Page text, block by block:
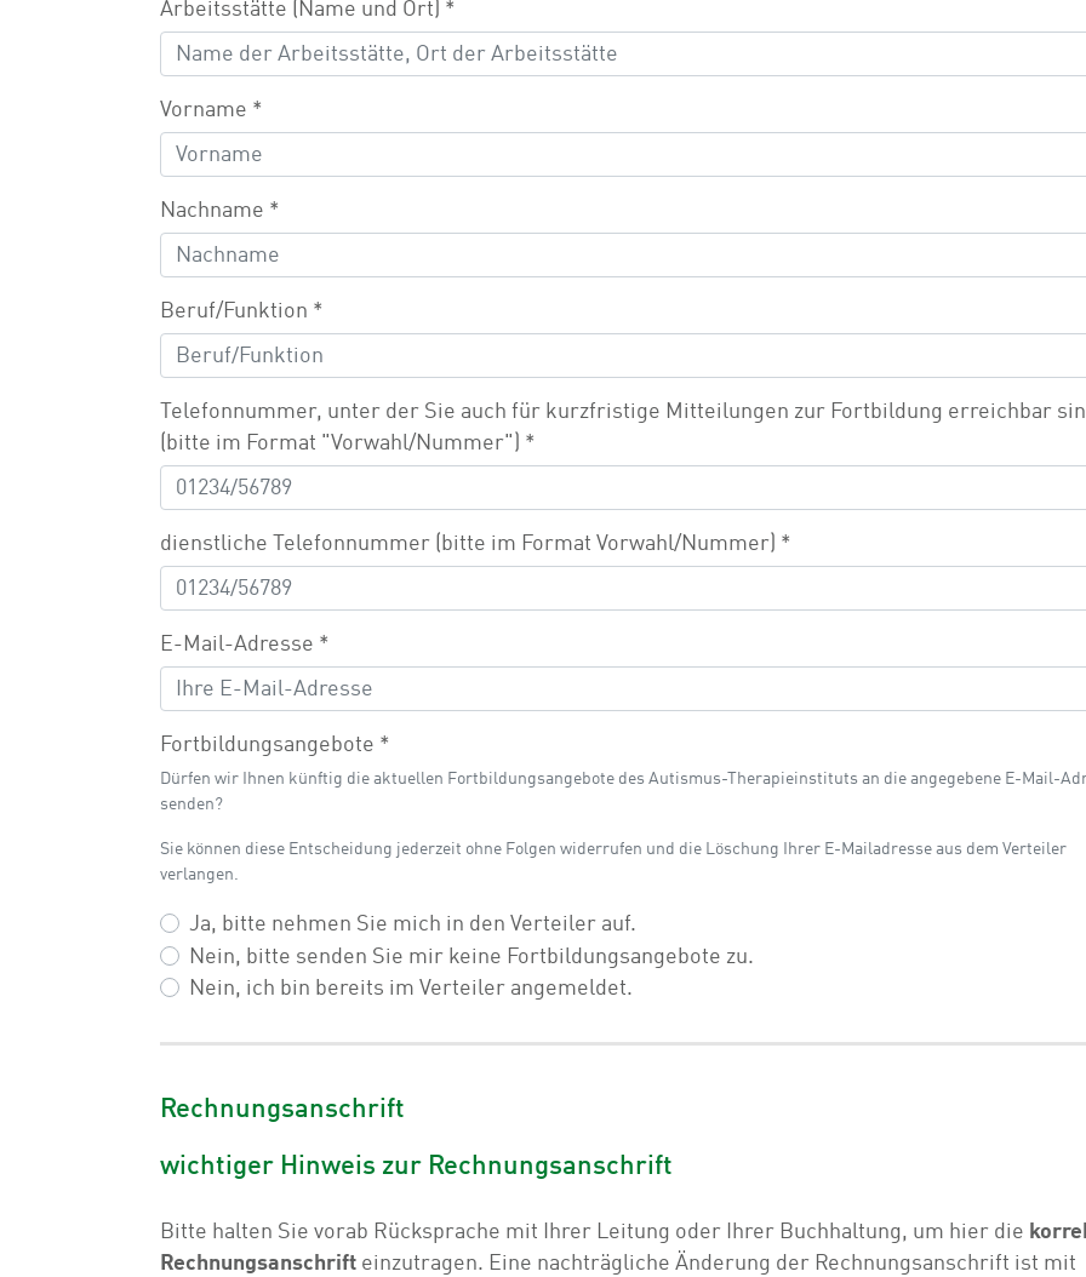
Arbeitsstätte (Name und Ort) *
Vorname *
Nachname *
Beruf/Funktion *
Telefonnummer, unter der Sie auch für kurzfristige Mitteilungen zur Fortbildung erreichbar
(bitte im Format "Vorwahl/Nummer") *
dienstliche Telefonnummer (bitte im Format Vorwahl/Nummer) *
E-Mail-Adresse *
Fortbildungsangebote *
Ja, bitte nehmen Sie mich in den Verteiler auf.
Nein, bitte senden Sie mir keine Fortbildungsangebote zu.
Nein, ich bin bereits im Verteiler angemeldet.
Dürfen wir Ihnen künftig die aktuellen Fortbildungsangebote des Autismus-Therapieinstituts an die angegebene E-Mail-
senden?
Sie können diese Entscheidung jederzeit ohne Folgen widerrufen und die Löschung Ihrer E-Mailadresse aus dem Verteiler
verlangen.
Rechnungsanschrift
wichtiger Hinweis zur Rechnungsanschrift
Bitte halten Sie vorab Rücksprache mit Ihrer Leitung oder Ihrer Buchhaltung, um hier die
Rechnungsanschrift einzutragen. Eine nachträgliche Änderung der Rechnungsanschrift ist mit